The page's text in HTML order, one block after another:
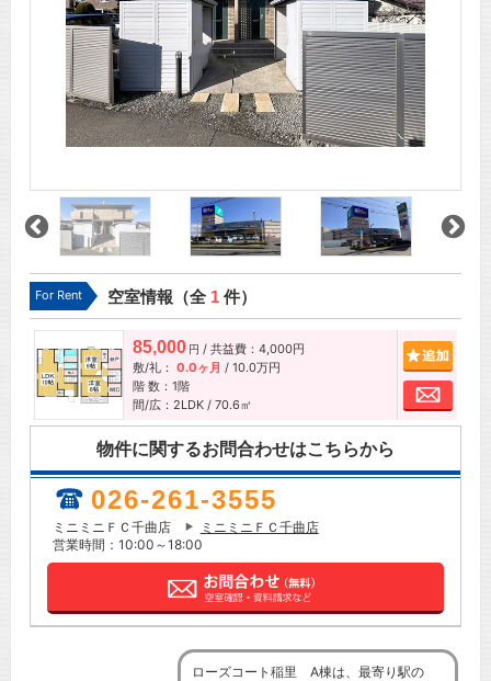
For Rent 空室情報（全 1件）
85,000 円 / 共益費：4,000円
敷/礼： 0.0ヶ月 / 10.0万円
階 数：1階
間/広：2LDK / 70.6㎡
お問
物件に関するお問合わせはこちらから
026-261-3555
ミニミニＦＣ千曲店
ミニミニＦＣ千曲店
営業時間：10:00～18:00
ローズコート稲里 A棟は、最寄り駅の